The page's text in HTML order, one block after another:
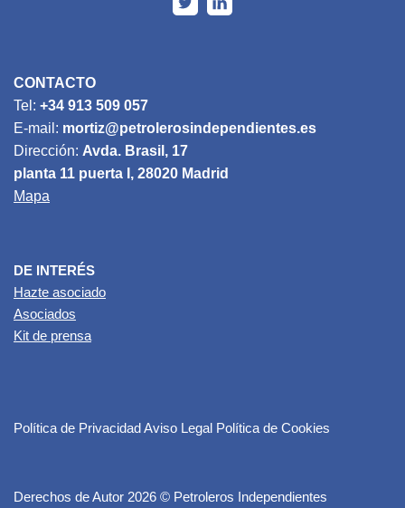
CONTACTO
Tel: +34 913 509 057
E-mail: mortiz@petrolerosindependientes.es
Dirección: Avda. Brasil, 17
planta 11 puerta I, 28020 Madrid
Mapa
DE INTERÉS
Hazte asociado
Asociados
Kit de prensa
Política de PrivacidadAviso Legal Política de Cookies
Derechos de Autor 2026 © Petroleros Independientes